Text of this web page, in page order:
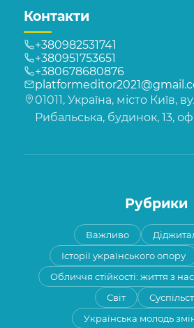
Контакти
+380982531741
+380951753651
+380678680876
01011, Україна, місто Київ,
Рибальська, будинок, 13,
Рубрики
Важливо
Історії українського опору
Обличчя стійкості: життя з
Світ
Українська молодь